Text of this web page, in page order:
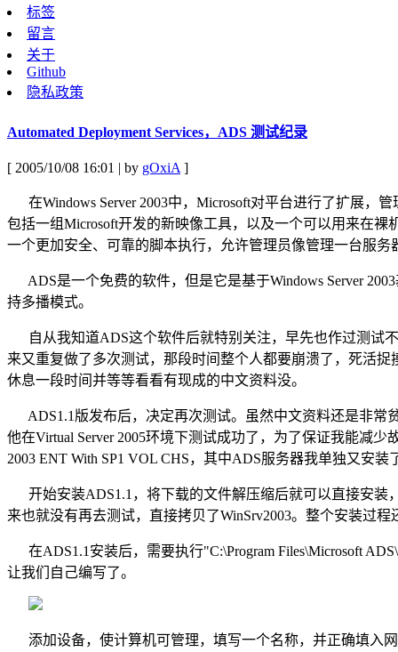
标签
留言
关于
Github
隐私政策
Automated Deployment Services，ADS 测试纪录
[ 2005/10/08 16:01 | by gOxiA]
在Windows Server 2003中，Microsoft对平台进行了扩展，
包括一组Microsoft开发的新映像工具，以及一个可以用来在裸
一个更加安全、可靠的脚本执行，允许管理员像管理一台服
ADS是一个免费的软件，但是它是基于Windows Server
持多播模式。
自从我知道ADS这个软件后就特别关注，早先也作过测试
来又重复做了多次测试，那段时间整个人都要崩溃了，死活
休息一段时间并等等看看有现成的中文资料没。
ADS1.1版发布后，决定再次测试。虽然中文资料还是非常
他在Virtual Server 2005环境下测试成功了，为了保证我能减
2003 ENT With SP1 VOL CHS，其中ADS服务器我单独又安装
开始安装ADS1.1，将下载的文件解压缩后就可以直接安装
来也就没有再去测试，直接拷贝了WinSrv2003。整个安装过程
在ADS1.1安装后，需要执行"C:\Program Files\Microsoft
让我们自己编写了。
添加设备，使计算机可管理，填写一个名称，并正确填入